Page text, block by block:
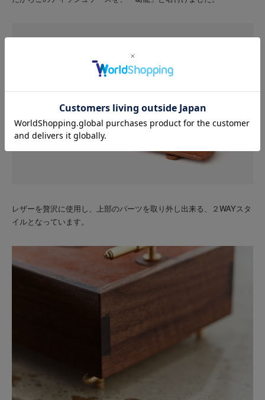
レザーを贅沢に使用し、上部のパーツを取り外し出来る、２WAYスタ
イルとなっています。